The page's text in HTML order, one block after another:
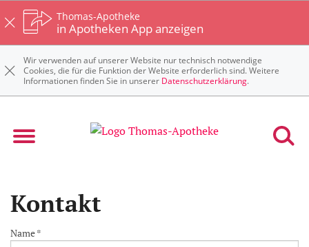
Thomas-Apotheke
in Apotheken App anzeigen
Wir verwenden auf unserer Website nur technisch notwendige
Cookies, die für die Funktion der Website erforderlich sind. Weitere
Informationen finden Sie in unserer Datenschutzerklärung.
Kontakt
Name *